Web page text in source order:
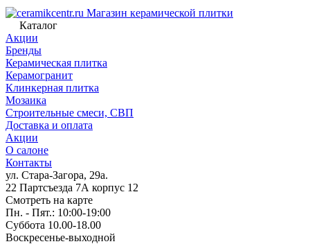
Магазин керамической плитки
Каталог
Акции
Бренды
Керамическая плитка
Керамогранит
Клинкерная плитка
Мозаика
Строительные смеси, СВП
Доставка и оплата
Акции
О салоне
Контакты
ул. Стара-Загора, 29а.
22 Партсъезда 7А корпус 12
Смотреть на карте
Пн. - Пят.: 10:00-19:00
Суббота 10.00-18.00
Воскресенье-выходной